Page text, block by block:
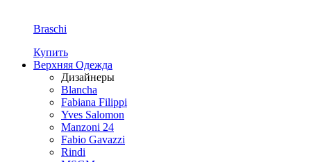
Braschi
Купить
Верхняя Одежда
Дизайнеры
Blancha
Fabiana Filippi
Yves Salomon
Manzoni 24
Fabio Gavazzi
Rindi